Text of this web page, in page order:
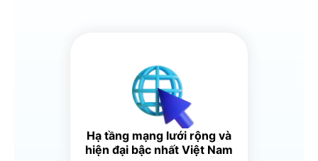
Hạ tầng mạng lưới rộng và
hiện đại bậc nhất Việt Nam